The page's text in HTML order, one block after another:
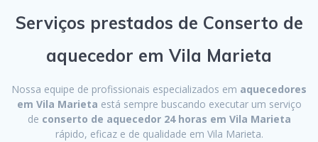
Serviços prestados de Conserto de
aquecedor em Vila Marieta
Nossa equipe de profissionais especializados em aquecedores
em Vila Marieta está sempre buscando executar um serviço
de conserto de aquecedor 24 horas em Vila Marieta
rápido, eficaz e de qualidade em Vila Marieta.